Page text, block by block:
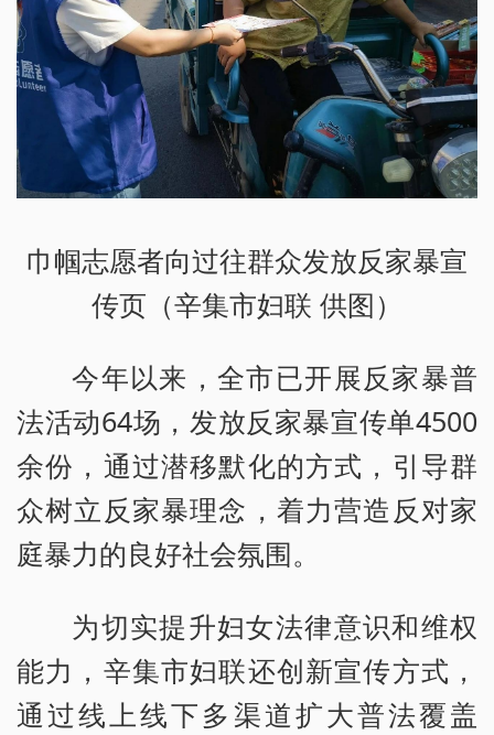
巾帼志愿者向过往群众发放反家暴宣
传页（辛集市妇联 供图）
今年以来，全市已开展反家暴普
法活动64场，发放反家暴宣传单4500
余份，通过潜移默化的方式，引导群
众树立反家暴理念，着力营造反对家
庭暴力的良好社会氛围。
为切实提升妇女法律意识和维权
能力，辛集市妇联还创新宣传方式，
通过线上线下多渠道扩大普法覆盖